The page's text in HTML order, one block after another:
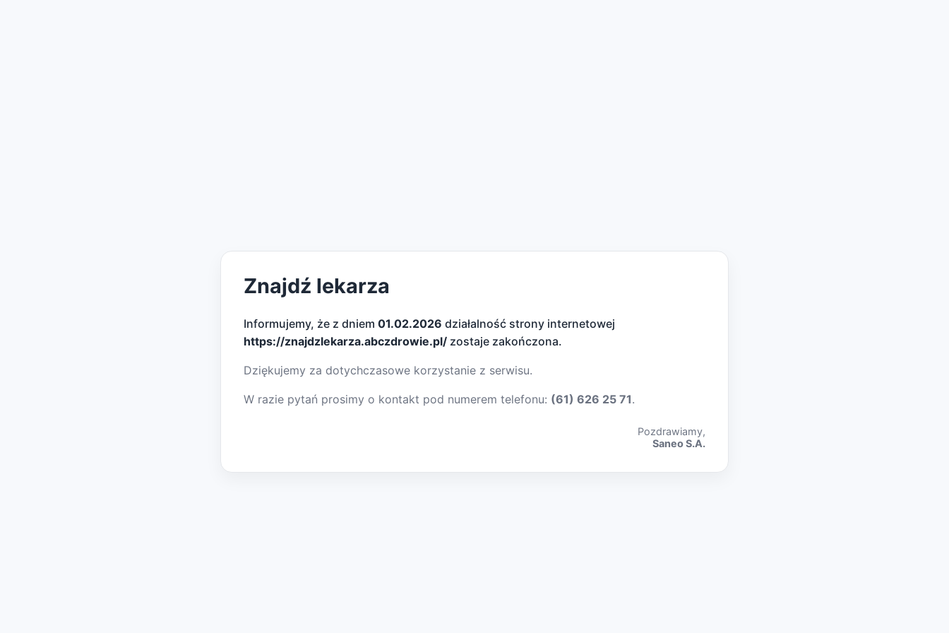
Znajdź lekarza
Informujemy, że z dniem 01.02.2026 działalność strony internetowej
https://znajdzlekarza.abczdrowie.pl/ zostaje zakończona.
Dziękujemy za dotychczasowe korzystanie z serwisu.
W razie pytań prosimy o kontakt pod numerem telefonu: (61) 626 25 71.
Pozdrawiamy,
Saneo S.A.